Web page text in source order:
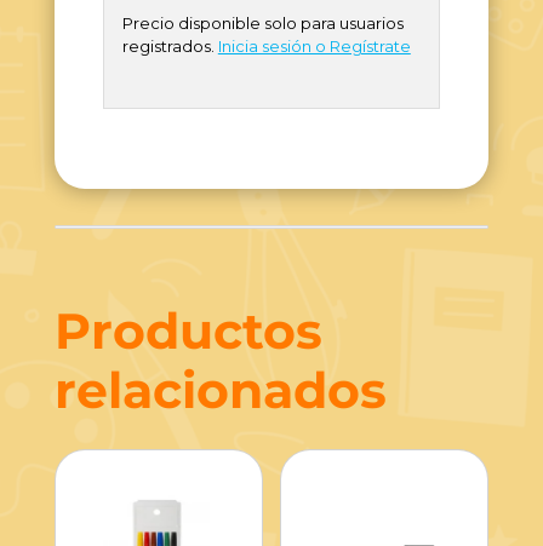
Precio disponible solo para usuarios
registrados. Inicia sesión o Regístrate
Productos
relacionados